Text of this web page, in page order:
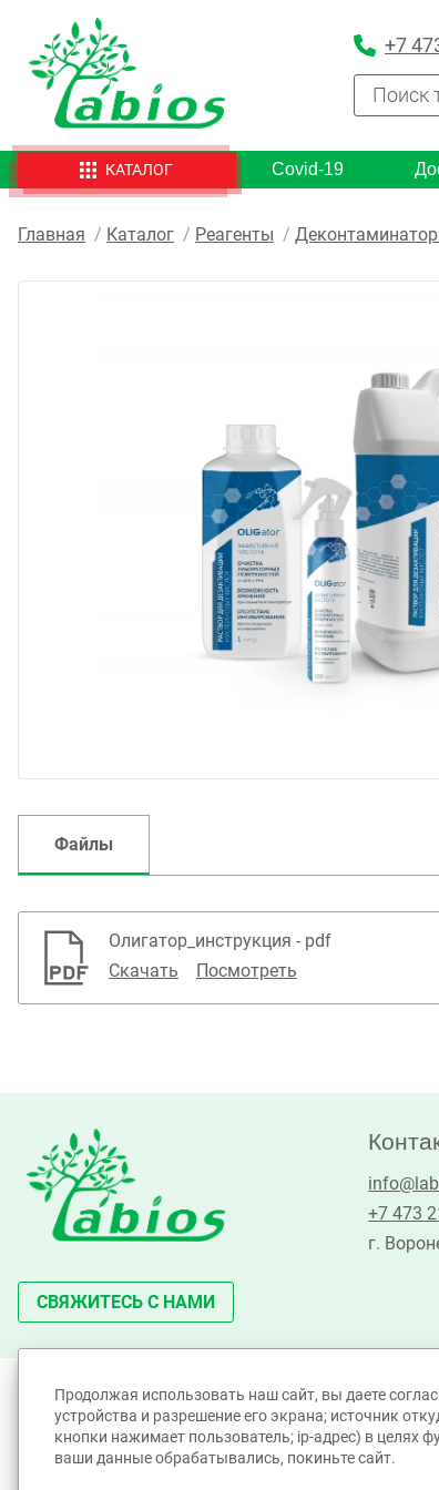
+7
КАТАЛОГ Covid-19
Главная Каталог Реагенты
Файлы
Олигатор_инструкция - pdf
Скачать
Посмотреть
Продолжая использовать наш сайт, вы даете
устройства и разрешение его экрана; источник
кнопки нажимает пользователь; ip-адрес) в целях
ваши данные обрабатывались, покиньте сайт.
СВЯЖИТЕСЬ С НАМИ
+7 473
г.
©Лабиос 2010 - 2026. All Rights Reserved.
Политика принятия персональных данных
Политика обработки Cookie-файлов